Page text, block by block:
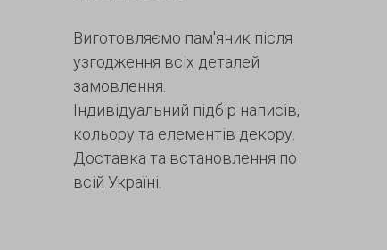
Виготовляємо пам'яник після
узгодження всіх деталей
замовлення.
Індивідуальний підбір написів,
кольору та елементів декору.
Доставка та встановлення по
всій Україні.